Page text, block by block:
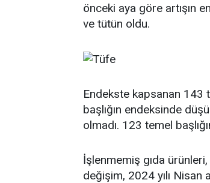
önceki aya göre artışın
ve tütün oldu.
Endekste kapsanan 143
başlığın endeksinde
olmadı. 123 temel
İşlenmemiş gıda
değişim, 2024 yılı Nisan